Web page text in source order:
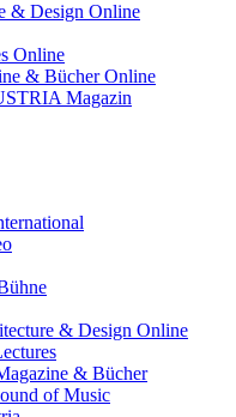
& Design Online
Online
& Bücher Online
Magazin
& Design Online
& Bücher
of Music